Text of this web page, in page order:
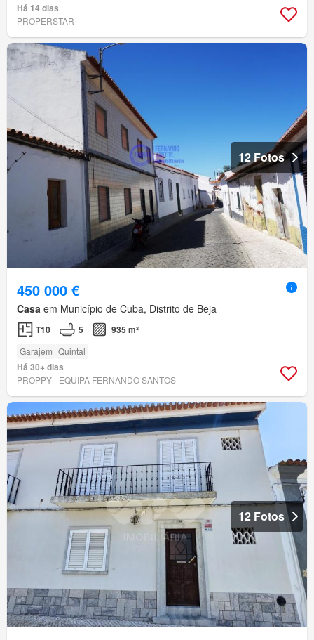
Há 14 dias
PROPERSTAR
12 Fotos
450 000 €
Casa em Município de Cuba, Distrito de Beja
T10 5 935 m²
Garajem Quintal
Há 30+ dias
PROPPY - EQUIPA FERNANDO SANTOS
12 Fotos